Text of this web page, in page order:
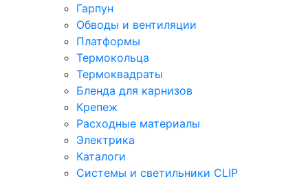
Гарпун
Обводы и вентиляции
Платформы
Термокольца
Термоквадраты
Бленда для карнизов
Крепеж
Расходные материалы
Электрика
Каталоги
Системы и светильники CLIP